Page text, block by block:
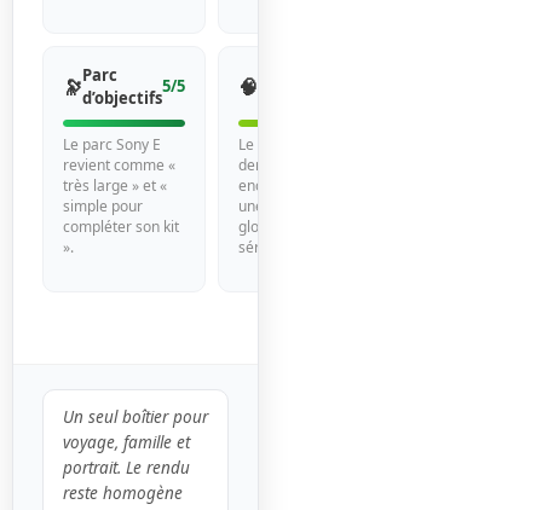
🔭Parc
d’objectifs
5/5
Le parc Sony E
revient comme «
très large » et «
simple pour
compléter son kit
».
🧠
Le terme « menu
dense » apparaît
encore, malgré
une ergonomie
globale jugée
sérieuse.
Un seul boîtier pour
voyage, famille et
portrait. Le rendu
reste homogène